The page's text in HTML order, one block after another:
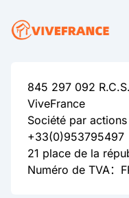
845 297 092
ViveFrance
Société par
+33(0)953795497
21 place de la
Numéro de TVA：